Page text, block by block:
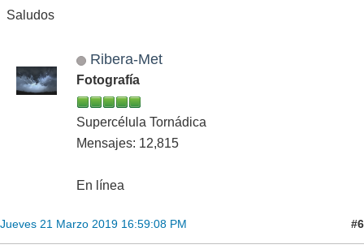
Saludos
Ribera-Met
Fotografía
Supercélula Tornádica
Mensajes: 12,815
En línea
Jueves 21 Marzo 2019 16:59:08 PM #6